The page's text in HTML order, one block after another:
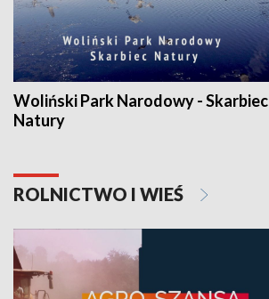
Woliński Park Narodowy - Skarbiec
Natury
ROLNICTWO I WIEŚ